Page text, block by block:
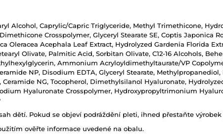
Alcohol, Caprylic/Capric Triglyceride, Methyl Trimethicone,
Crosspolymer, Glyceryl Stearate SE, Coptis Japonica
Oleracea Acephala Leaf Extract, Hydrolyzed Gardenia Florida
Olivate, Palmitic Acid, Sorbitan Olivate, C12-16 Alcohols,
Ammonium Acryloyldimethyltaurate/VP
NP, Disodium EDTA, Glyceryl Stearate,
Ceramide NG, Tocopherol, Dimethylsilanol Hyaluronate,
Hyaluronate Crosspolymer, Hydroxypropyltrimonium
dětí. Pokud se objeví podráždění pleti, ihned přestaňte výrobek
ověřte informace uvedené na obalu.